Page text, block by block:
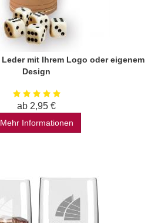
mit Ihrem Logo oder eigenem
Design
ab 2,95 €
Mehr Informationen